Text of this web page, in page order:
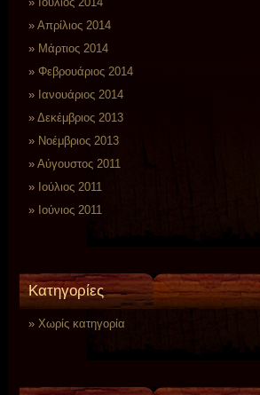
Απρίλιος 2014
Μάρτιος 2014
Φεβρουάριος 2014
Ιανουάριος 2014
Δεκέμβριος 2013
Νοέμβριος 2013
Αύγουστος 2011
Ιούλιος 2011
Ιούνιος 2011
Kατηγορίες
Χωρίς κατηγορία